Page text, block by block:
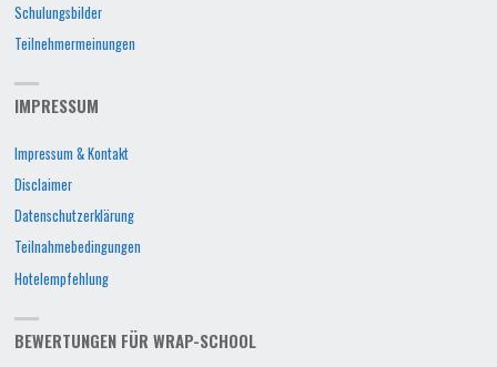
Schulungsbilder
Teilnehmermeinungen
IMPRESSUM
Impressum & Kontakt
Disclaimer
Datenschutzerklärung
Teilnahmebedingungen
Hotelempfehlung
BEWERTUNGEN FÜR WRAP-SCHOOL